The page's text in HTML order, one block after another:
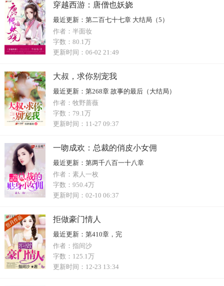
穿越西游：唐僧也妖娆
最近更新： 第二百七十七章 大结局（5）
作者： 半面妆
字数： 80.1万
更新时间： 06-02 21:49
大叔，求你别宠我
最近更新： 第268章 故事的最后（大结局）
作者： 牧野蔷薇
字数： 79.1万
更新时间： 11-27 09:37
一吻成欢：总裁的俏皮小女佣
最近更新： 第两千八百一十八章
作者： 素人一枚
字数： 950.4万
更新时间： 02-10 06:37
拒做豪门情人
最近更新： 第410章，完
作者： 指间沙
字数： 125.1万
更新时间： 12-23 13:34